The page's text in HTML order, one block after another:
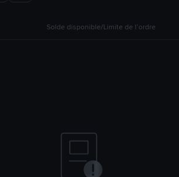
Solde disponible/Limite de l’ordre